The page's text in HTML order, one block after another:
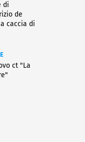
di
de
caccia di
ct "La